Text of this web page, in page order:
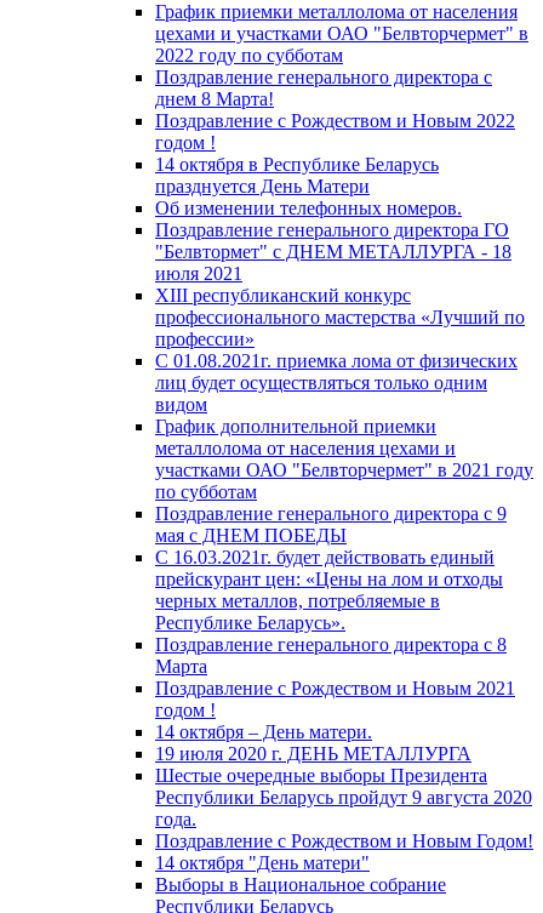
График приемки металлолома от населения
цехами и участками ОАО "Белвторчермет" в
2022 году по субботам
Поздравление генерального директора с
днем 8 Марта!
Поздравление с Рождеством и Новым 2022
годом !
14 октября в Республике Беларусь
празднуется День Матери
Об изменении телефонных номеров.
Поздравление генерального директора ГО
"Белвтормет" с ДНЕМ МЕТАЛЛУРГА - 18
июля 2021
XIII республиканский конкурс
профессионального мастерства «Лучший по
профессии»
С 01.08.2021г. приемка лома от физических
лиц будет осуществляться только одним
видом
График дополнительной приемки
металлолома от населения цехами и
участками ОАО "Белвторчермет" в 2021 году
по субботам
Поздравление генерального директора с 9
мая с ДНЕМ ПОБЕДЫ
С 16.03.2021г. будет действовать единый
прейскурант цен: «Цены на лом и отходы
черных металлов, потребляемые в
Республике Беларусь».
Поздравление генерального директора с 8
Марта
Поздравление с Рождеством и Новым 2021
годом !
14 октября – День матери.
19 июля 2020 г. ДЕНЬ МЕТАЛЛУРГА
Шестые очередные выборы Президента
Республики Беларусь пройдут 9 августа 2020
года.
Поздравление с Рождеством и Новым Годом!
14 октября "День матери"
Выборы в Национальное собрание
Республики Беларусь